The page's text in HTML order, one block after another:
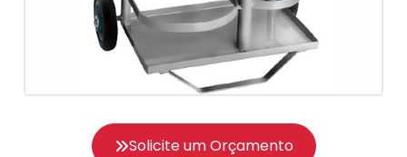
Solicite um Orçamento